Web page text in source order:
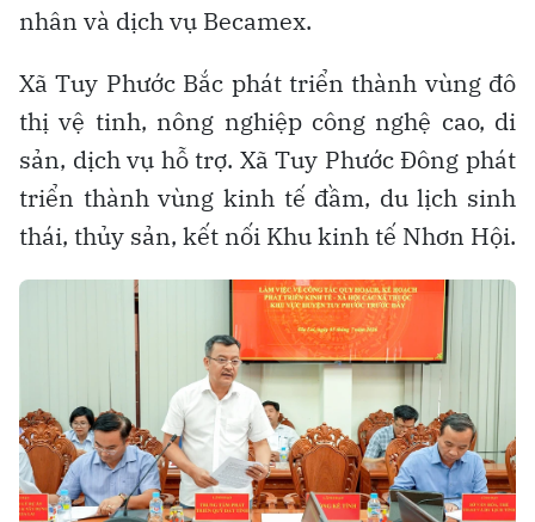
nhân và dịch vụ Becamex.
Xã Tuy Phước Bắc phát triển thành vùng đô
thị vệ tinh, nông nghiệp công nghệ cao, di
sản, dịch vụ hỗ trợ. Xã Tuy Phước Đông phát
triển thành vùng kinh tế đầm, du lịch sinh
thái, thủy sản, kết nối Khu kinh tế Nhơn Hội.